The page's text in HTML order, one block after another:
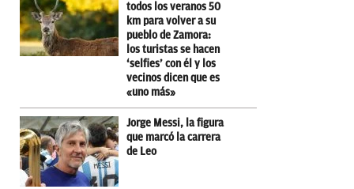
todos los veranos 50
km para volver a su
pueblo de Zamora:
los turistas se hacen
‘selfies’ con él y los
vecinos dicen que es
«uno más»
Jorge Messi, la figura
que marcó la carrera
de Leo